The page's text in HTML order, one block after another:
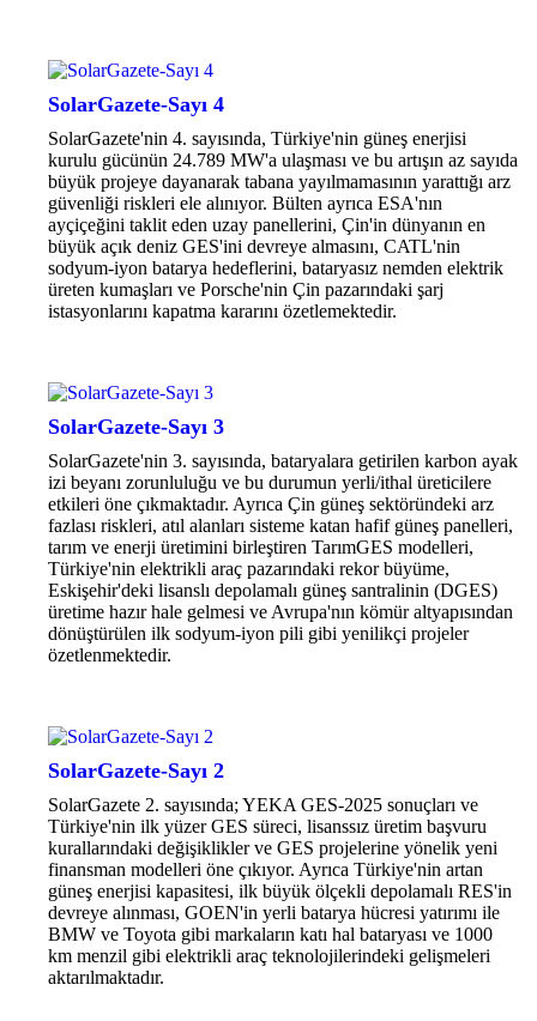
SolarGazete-Sayı 4
SolarGazete'nin 4. sayısında, Türkiye'nin güneş enerjisi
kurulu gücünün 24.789 MW'a ulaşması ve bu artışın az sayıda
büyük projeye dayanarak tabana yayılmamasının yarattığı arz
güvenliği riskleri ele alınıyor. Bülten ayrıca ESA'nın
ayçiçeğini taklit eden uzay panellerini, Çin'in dünyanın en
büyük açık deniz GES'ini devreye almasını, CATL'nin
sodyum-iyon batarya hedeflerini, bataryasız nemden elektrik
üreten kumaşları ve Porsche'nin Çin pazarındaki şarj
istasyonlarını kapatma kararını özetlemektedir.
SolarGazete-Sayı 3
SolarGazete'nin 3. sayısında, bataryalara getirilen karbon ayak
izi beyanı zorunluluğu ve bu durumun yerli/ithal üreticilere
etkileri öne çıkmaktadır. Ayrıca Çin güneş sektöründeki arz
fazlası riskleri, atıl alanları sisteme katan hafif güneş panelleri,
tarım ve enerji üretimini birleştiren TarımGES modelleri,
Türkiye'nin elektrikli araç pazarındaki rekor büyüme,
Eskişehir'deki lisanslı depolamalı güneş santralinin (DGES)
üretime hazır hale gelmesi ve Avrupa'nın kömür altyapısından
dönüştürülen ilk sodyum-iyon pili gibi yenilikçi projeler
özetlenmektedir.
SolarGazete-Sayı 2
SolarGazete 2. sayısında; YEKA GES-2025 sonuçları ve
Türkiye'nin ilk yüzer GES süreci, lisanssız üretim başvuru
kurallarındaki değişiklikler ve GES projelerine yönelik yeni
finansman modelleri öne çıkıyor. Ayrıca Türkiye'nin artan
güneş enerjisi kapasitesi, ilk büyük ölçekli depolamalı RES'in
devreye alınması, GOEN'in yerli batarya hücresi yatırımı ile
BMW ve Toyota gibi markaların katı hal bataryası ve 1000
km menzil gibi elektrikli araç teknolojilerindeki gelişmeleri
aktarılmaktadır.